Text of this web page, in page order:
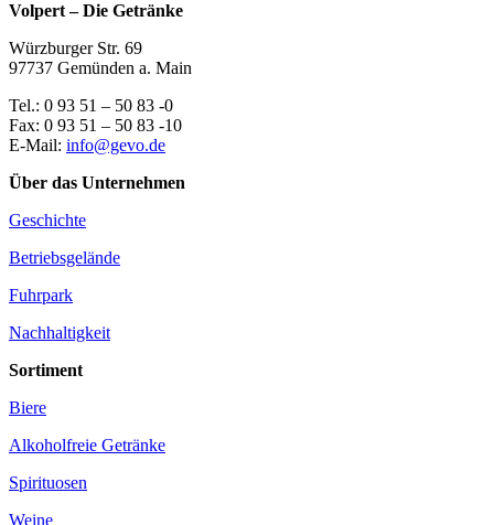
Volpert – Die Getränke
Würzburger Str. 69
97737 Gemünden a. Main
Tel.: 0 93 51 – 50 83 -0
Fax: 0 93 51 – 50 83 -10
E-Mail: info@gevo.de
Über das Unternehmen
Geschichte
Betriebsgelände
Fuhrpark
Nachhaltigkeit
Sortiment
Biere
Alkoholfreie Getränke
Spirituosen
Weine